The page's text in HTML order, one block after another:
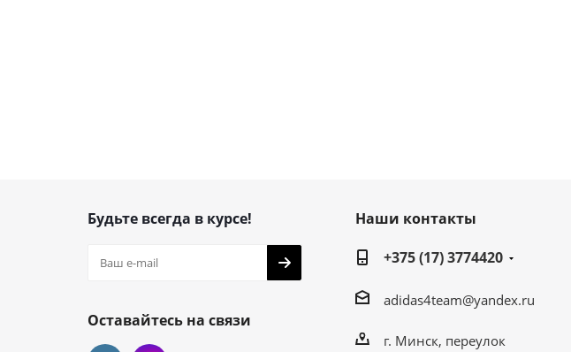
Будьте всегда в курсе!
Оставайтесь на связи
Наши контакты
+375 (17) 3774420
adidas4team@yandex.ru
г. Минск, переулок